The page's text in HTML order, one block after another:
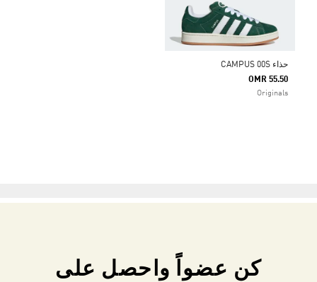
حذاء CAMPUS 00S
OMR 55.50
Originals
كن عضواً واحصل على